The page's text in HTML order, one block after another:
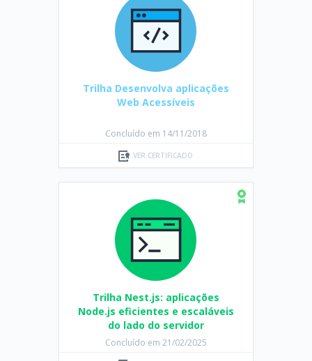
Trilha Desenvolva aplicações
Web Acessíveis
Concluído em 14/11/2018
VER CERTIFICADO
Trilha Nest.js: aplicações
Node.js eficientes e escaláveis
do lado do servidor
Concluído em 21/02/2025